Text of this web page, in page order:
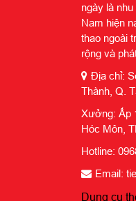
ngày là
Nam hiện
thao ngoài
rộng và
Địa chỉ:
Thành, Q.
Xưởng: Ấp
Hóc Môn,
Hotline:
Email:
Dụng cụ